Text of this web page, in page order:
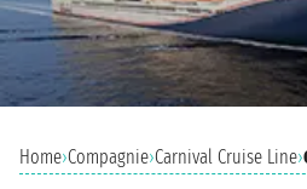
Home›Compagnie›Carnival Cruise Line›